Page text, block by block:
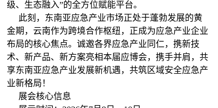
级、生态融入”的全方位赋能平台。
此刻，东南亚应急产业市场正处于蓬勃发展的黄
金期，云南作为跨境合作枢纽，正成为应急产业企业
布局的核心焦点。诚邀各界应急产业同仁，携新技
术、新产品、新方案亮相本届应博会，携手并肩，共
享东南亚应急产业发展新机遇，共筑区域安全应急产
业新格局！
展会核心信息